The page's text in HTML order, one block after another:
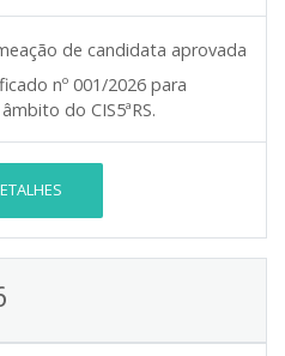
de candidata aprovada
nº 001/2026 para
do CIS5ªRS.